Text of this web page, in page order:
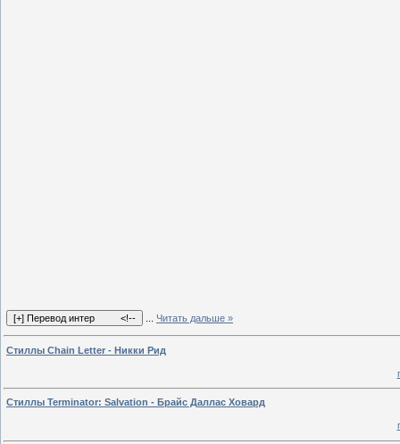
Читать дальше »
Стиллы Chain Letter - Никки Рид
Стиллы Terminator: Salvation - Брайс Даллас Ховард